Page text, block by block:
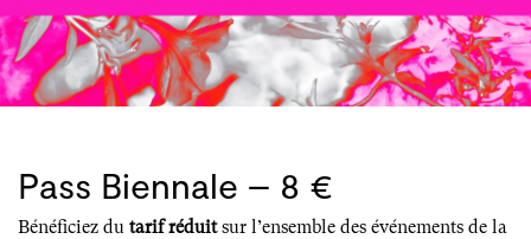
Pass Biennale – 8 €
Bénéficiez du tarif réduitsur l’ensemble des événements de la